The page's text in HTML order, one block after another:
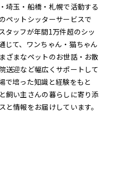
埼玉・船橋・札幌で活動する
ペットシッターサービスで
タッフが年間1万件超のシッ
じて、ワンちゃん・猫ちゃん
ざまなペットのお世話・お散
送迎など幅広くサポートして
で培った知識と経験をもと
飼い主さんの暮らしに寄り添
と情報をお届けしています。